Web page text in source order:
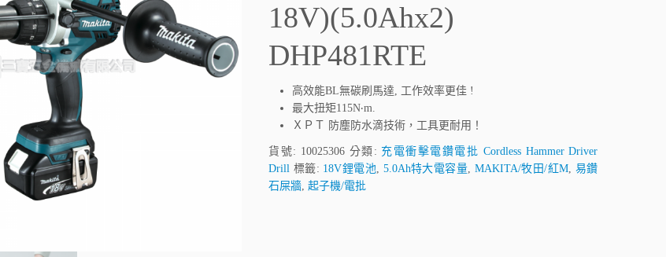
18V)(5.0Ahx2)
DHP481RTE
高效能BL無碳刷馬達, 工作效率更佳 !
最大扭矩115N‧m.
ＸＰＴ 防塵防水滴技術，工具更耐用！
貨號: 10025306 分類: 充電衝擊電鑽電批 Cordless Hammer Driver
Drill 標籤: 18V鋰電池, 5.0Ah特大電容量, MAKITA/牧田/紅M, 易鑽
石屎牆,起子機/電批